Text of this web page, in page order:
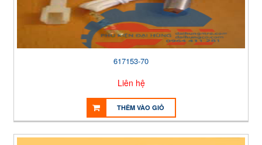
617153-70
Liên hệ
THÊM VÀO GIỎ